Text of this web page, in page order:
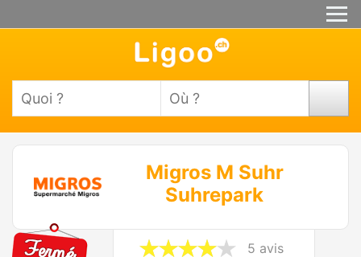
Migros M Suhr
Suhrepark
5 avis